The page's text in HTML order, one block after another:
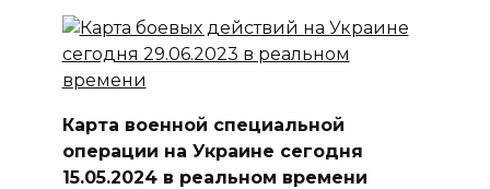
Карта военной специальной
операции на Украине сегодня
15.05.2024 в реальном времени